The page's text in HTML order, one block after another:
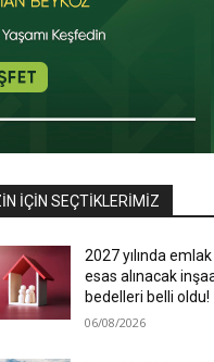
İÇIN SEÇTIKLERIMIZ
2027 yılında
esas alınacak
bedelleri belli oldu!
06/08/2026